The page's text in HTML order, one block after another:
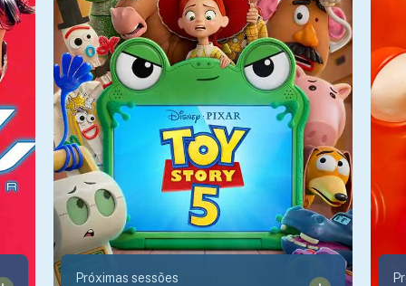
Próximas sessões